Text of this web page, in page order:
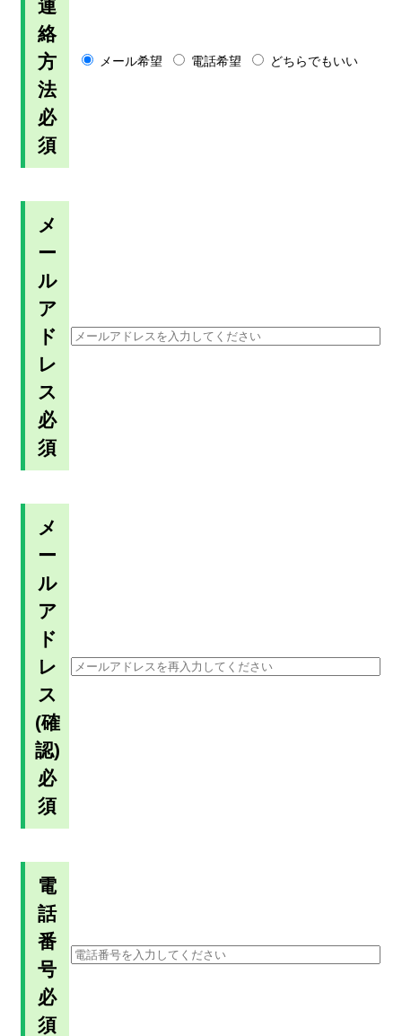
連
絡
方
法
必
須
メール希望 電話希望 どちらでもいい
メ
ー
ル
ア
ド
レ
ス
必
須
メ
ー
ル
ア
ド
レ
ス
(確
認)
必
須
電
話
番
号
必
須